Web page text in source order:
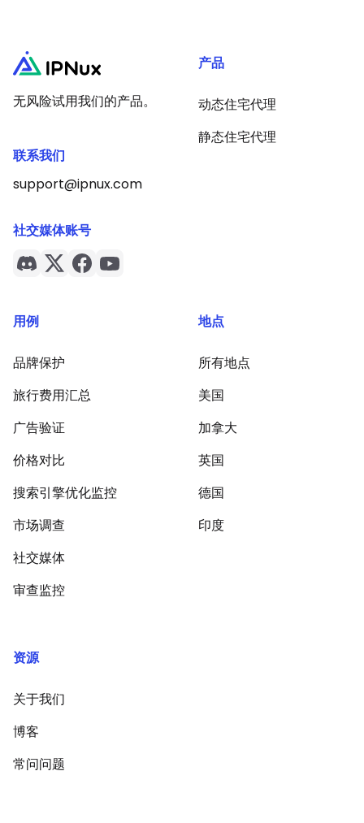
无风险试用我们的产品。
联系我们
support@ipnux.com
社交媒体账号
产品
动态住宅代理
静态住宅代理
用例
品牌保护
旅行费用汇总
广告验证
价格对比
搜索引擎优化监控
市场调查
社交媒体
审查监控
地点
所有地点
美国
加拿大
英国
德国
印度
资源
关于我们
博客
常问问题